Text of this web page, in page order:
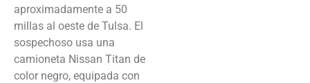
aproximadamente a 50
millas al oeste de Tulsa. El
sospechoso usa una
camioneta Nissan Titan de
color negro, equipada con